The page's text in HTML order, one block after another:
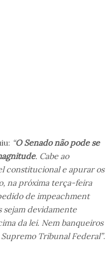
“O Senado não pode se
. Cabe ao
constitucional e apurar os
na próxima terça-feira
de impeachment
sejam devidamente
da lei. Nem banqueiros
Tribunal Federal”.